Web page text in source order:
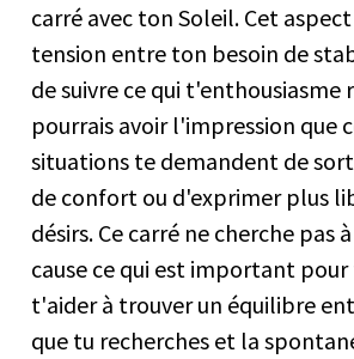
carré avec ton Soleil. Cet
tension entre ton besoin de
de suivre ce qui t'enthousiasme
pourrais avoir l'impression que
situations te demandent de
de confort ou d'exprimer plus
désirs. Ce carré ne cherche pas
cause ce qui est important pour
t'aider à trouver un équilibre
que tu recherches et la